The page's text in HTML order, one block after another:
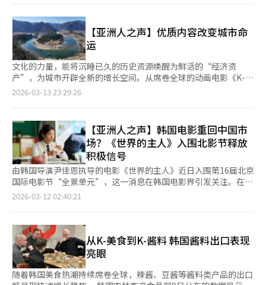
快速整合计划有望成为地铁站周边住宅区整治的典范。” ※ 本报
道经人工智能（AI）系统翻译与编辑。
提升。 在韩国作品未直接入围本届奥斯卡的情况下，以韩国元素
为核心的内容与舞台表演仍占据颁奖礼关键位置，成为全场焦点。
当地时间15日，在美国洛杉矶好莱坞杜比剧院举行的第98届奥斯
卡颁奖礼上，《猎魔女团》在与《疯狂动物城2》《地球特派员》
等作品的竞争中脱颖而出，展现出兼具作品完成度与文化扩展力的
综合竞争力。影片此前已在第83届金球奖获得最佳动画长片奖与最
佳原创歌曲奖，并在格莱美斩获最佳视觉媒体歌曲奖，此次再度摘
得奥斯卡奖项，实现跨影视与音乐领域的全面认可。 联合导演玛
裔群体，并指出音乐与故事能够跨越国界，引发共鸣。电影主题曲
《Golden》创作者兼歌手EJAE表示，这一奖项象征的是坚持与不
屈。这也是K-POP作品首次获得奥斯卡最佳原创歌曲奖。 《猎魔
女团》的成功不仅体现在奖项层面，也体现在文化表达方式上。在
本届奥斯卡颁奖礼舞台上，盘索里、四物乐、传统舞蹈等元素与K-
POP表演相结合，呈现出高度融合的文化表达。随后EJAE、
Audrey Nuna和Rei Ami共同演唱《Golden》，多位好莱坞演员挥
舞应援棒互动，现场氛围一度呈现出K-POP演唱会般的景象，显示
《猎魔女团》实现了影视、音乐与平台传播的多维度突破。影片全
球累计播放量突破5亿次，刷新奈飞历史纪录；原声带《Golden》
登顶美国公告牌（Billboard）“Hot 100”和英国官方单曲榜。在
获得奥斯卡奖后，《Golden》在美国公告牌榜单保持强劲表现，
连续38周进入“Hot 100”，并升至第7位，专辑在“Billboard
200”升至第11位，显示出持续的市场热度。 与此同时，K-POP整
【亚洲人之声】优质内容改变城市命
运
文化的力量，能将沉睡已久的历史资源唤醒为鲜活的“经济资
产”，为城市开辟全新的增长空间。从席卷全球的动画电影《K-
POP：猎魔女团》引发的观影热潮、今年韩国首部突破千万观影人
游版图。 BTS全员回归秀定于本月21日在光化门广场举行，首尔
市政府已进入全面备战状态。为确保演出安全有序进行，首尔市调
配约3400名现场应对人员，并部署一系列安全管理措施——包括地
铁5号线光化门站等周边车站实施列车不停站通过、加开临时列
车，并为外籍游客提供多语种指引服务。 首尔市政府大力支持的
背后，是K-内容带来的显著经济效益。去年，受《K-POP：猎魔女
团》热潮带动，首尔月度外籍游客数量一度刷新历史纪录。首尔南
山塔、骆山公园等地标景点迅速跻身外籍游客热门打卡地，首尔的
活的男人》的热映蜕变为炙手可热的旅游目的地。随着影片口碑持
续发酵、跻身年度热门作品之列，这座昔日宁静的小城一跃成为韩
国最受瞩目的旅游胜地之一。 数据显示，影片主要取景地、朝鲜
王朝端宗流放之所——清泠浦的游客数量同比增长逾五倍，端宗陵
寝所在地庄陵的访客量更同比暴增近七倍。周末从清凉里站开往宁
越的列车票一票难求，宁越郡也在即将举行的端宗文化祭前，加速
2026-03-13 23:29:26
【亚洲人之声】韩国电影重回中国市
场？《世界的主人》入围北影节释放
积极信号
由韩国导演尹佳恩执导的电影《世界的主人》近日入围第16届北京
国际电影节“全景单元”，这一消息在韩国电影界引发关注。在中
韩文化交流仍处于逐步恢复阶段的背景下，该片不仅确定了中国发
纸条而引发的一系列事件。影片的魅力并不依赖明星阵容，而在于
对人物心理的细腻刻画和故事的完整性。主演徐粹彬以及同班同学
多数为新人演员，这种“新鲜面孔”让观众更容易代入，仿佛自己
重新体验那段青春岁月的困惑与挣扎。 事实上，自“限韩令”以
来，韩国电影在中国院线市场的发行明显减少，中韩影视产业交流
2026-03-12 02:40:21
从K-美食到K-酱料 韩国酱料出口表现
亮眼
随着韩国美食热潮持续席卷全球，辣酱、豆酱等酱料类产品的出口